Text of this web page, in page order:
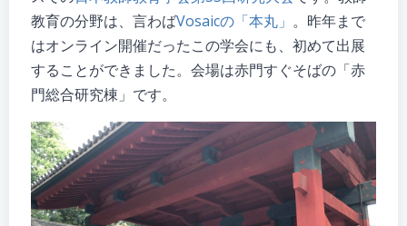
教育の分野は、言わばVosaicの「本丸」 。昨年まで
はオンライン開催だったこの学会にも、初めて出展
することができました。会場は赤門すぐそばの「赤
門総合研究棟」です。